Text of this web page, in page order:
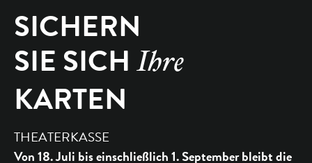
SICHERN
SIE SICH Ihre
KARTEN
THEATERKASSE
Von 18. Juli bis einschließlich 1. September bleibt die